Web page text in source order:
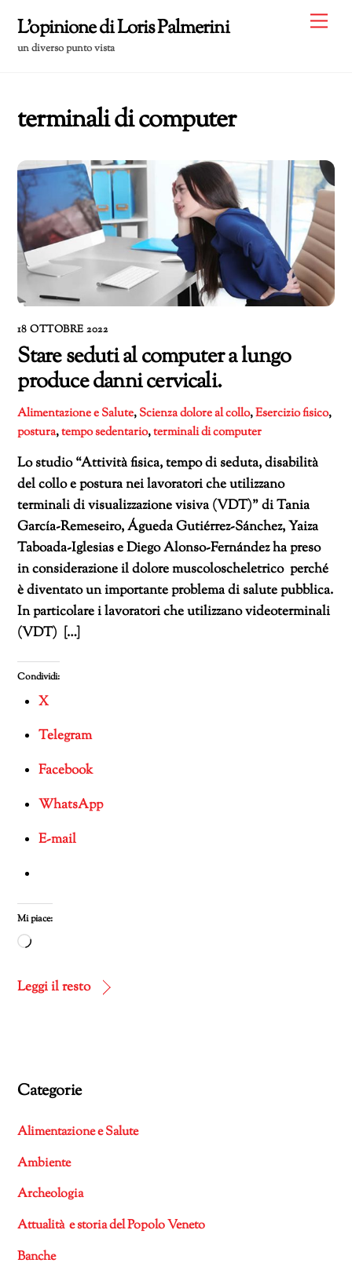
content
L'opinione di Loris Palmerini
un diverso punto vista
terminali di computer
18 OTTOBRE 2022
Stare seduti al computer a lungo
produce danni cervicali.
Alimentazione e Salute,Scienzadolore al collo,Esercizio fisico,
postura,tempo sedentario,terminali di computer
Lo studio “Attività fisica, tempo di seduta, disabilità
del collo e postura nei lavoratori che utilizzano
terminali di visualizzazione visiva (VDT)” di Tania
García-Remeseiro, Águeda Gutiérrez-Sánchez, Yaiza
Taboada-Iglesias e Diego Alonso-Fernández ha preso
in considerazione il dolore muscoloscheletrico perché
è diventato un importante problema di salute pubblica.
In particolare i lavoratori che utilizzano videoterminali
(VDT) […]
Condividi:
X
Telegram
Facebook
WhatsApp
E-mail
Mi piace:
Caricamento
corso…
Leggi il resto
Categorie
Alimentazione e Salute
Ambiente
Archeologia
Attualità e storia del Popolo Veneto
Banche